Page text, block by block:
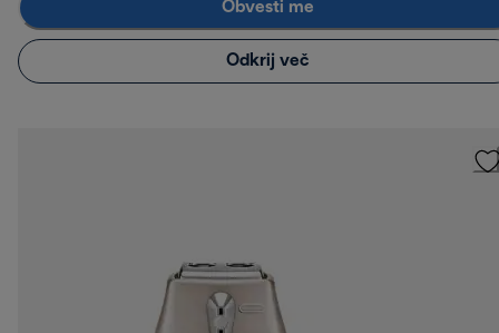
Obvesti me
Odkrij več